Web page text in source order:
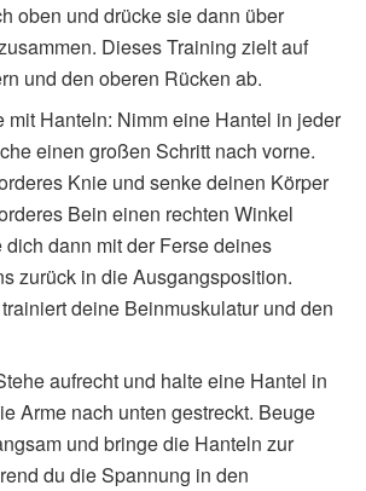
oben und drücke sie dann über
Dieses Training zielt auf
und den oberen Rücken ab.
mit Hanteln: Nimm eine Hantel in jeder
einen großen Schritt nach vorne.
Knie und senke deinen Körper
Bein einen rechten Winkel
dich dann mit der Ferse deines
zurück in die Ausgangsposition.
deine Beinmuskulatur und den
aufrecht und halte eine Hantel in
Arme nach unten gestreckt. Beuge
und bringe die Hanteln zur
du die Spannung in den